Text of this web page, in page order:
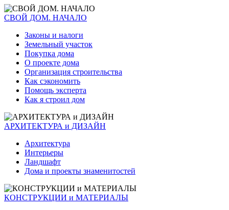
СВОЙ ДОМ. НАЧАЛО
Законы и налоги
Земельный участок
Покупка дома
О проекте дома
Организация строительства
Как сэкономить
Помощь эксперта
Как я строил дом
АРХИТЕКТУРА и ДИЗАЙН
Архитектура
Интерьеры
Ландшафт
Дома и проекты знаменитостей
КОНСТРУКЦИИ и МАТЕРИАЛЫ